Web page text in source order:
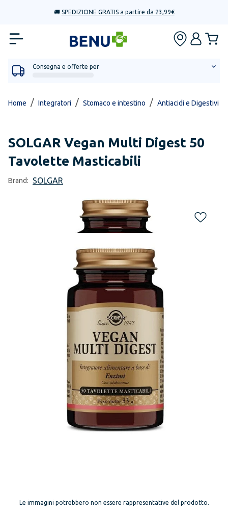
🚚 SPEDIZIONE GRATIS a partire da 23,99€
Consegna e offerte per
Home / Integratori / Stomaco e intestino / Antiacidi e Digestivi
SOLGAR Vegan Multi Digest 50
Tavolette Masticabili
Brand: SOLGAR
Le immagini potrebbero non essere rappresentative del prodotto.